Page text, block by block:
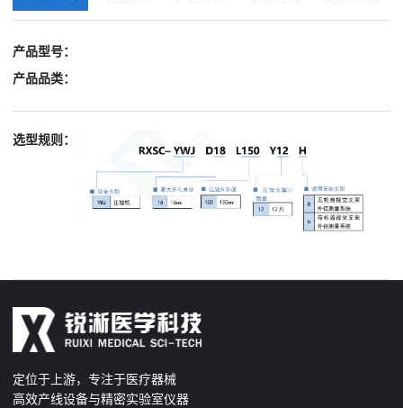
产品型号：
产品品类：
选型规则：
定位于上游，专注于医疗器械
高效产线设备与精密实验室仪器